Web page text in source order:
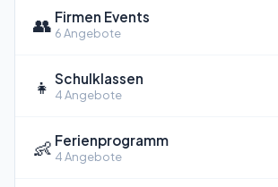
👥 Firmen Events
6 Angebote
👧 Schulklassen
4 Angebote
👶 Ferienprogramm
4 Angebote